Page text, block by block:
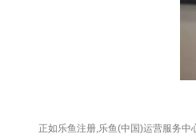
正如乐鱼注册,乐鱼(中国)运营服务